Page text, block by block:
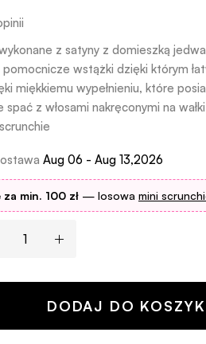
z satyny z domieszką
pomocnicze wstążki dzięki którym
miękkiemu wypełnieniu, które
z włosami nakręconymi na
Aug 06 - Aug 13,2026
min. 100 zł— losowa mini
DODAJ DO